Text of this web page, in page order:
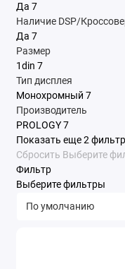
Да 7
Наличие DSP/
Да 7
Размер
1din 7
Тип дисплея
Монохромный 7
Производитель
PROLOGY 7
Показать еще 2
Сбросить Выберите
Фильтр
Выберите фильтры
Процессоры и
Сабвуферы
Усилители
Шумоизоляция
Показать все